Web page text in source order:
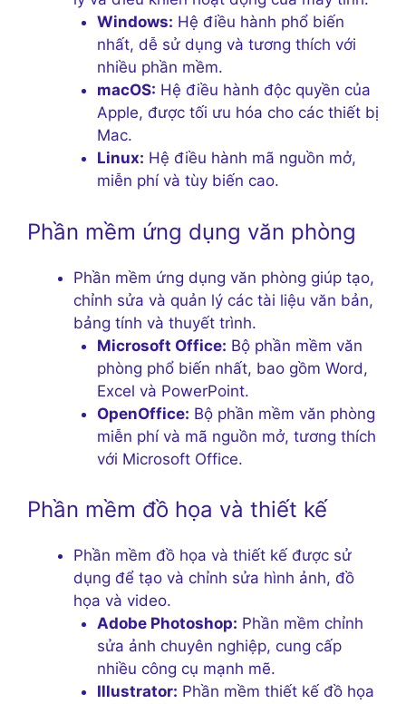
Windows: Hệ điều hành phổ biến
nhất, dễ sử dụng và tương thích với
nhiều phần mềm.
macOS: Hệ điều hành độc quyền của
Apple, được tối ưu hóa cho các thiết bị
Mac.
Linux: Hệ điều hành mã nguồn mở,
miễn phí và tùy biến cao.
Phần mềm ứng dụng văn phòng
Phần mềm ứng dụng văn phòng giúp tạo,
chỉnh sửa và quản lý các tài liệu văn bản,
bảng tính và thuyết trình.
Microsoft Office: Bộ phần mềm văn
phòng phổ biến nhất, bao gồm Word,
Excel và PowerPoint.
OpenOffice: Bộ phần mềm văn phòng
miễn phí và mã nguồn mở, tương thích
với Microsoft Office.
Phần mềm đồ họa và thiết kế
Phần mềm đồ họa và thiết kế được sử
dụng để tạo và chỉnh sửa hình ảnh, đồ
họa và video.
Adobe Photoshop: Phần mềm chỉnh
sửa ảnh chuyên nghiệp, cung cấp
nhiều công cụ mạnh mẽ.
Illustrator: Phần mềm thiết kế đồ họa